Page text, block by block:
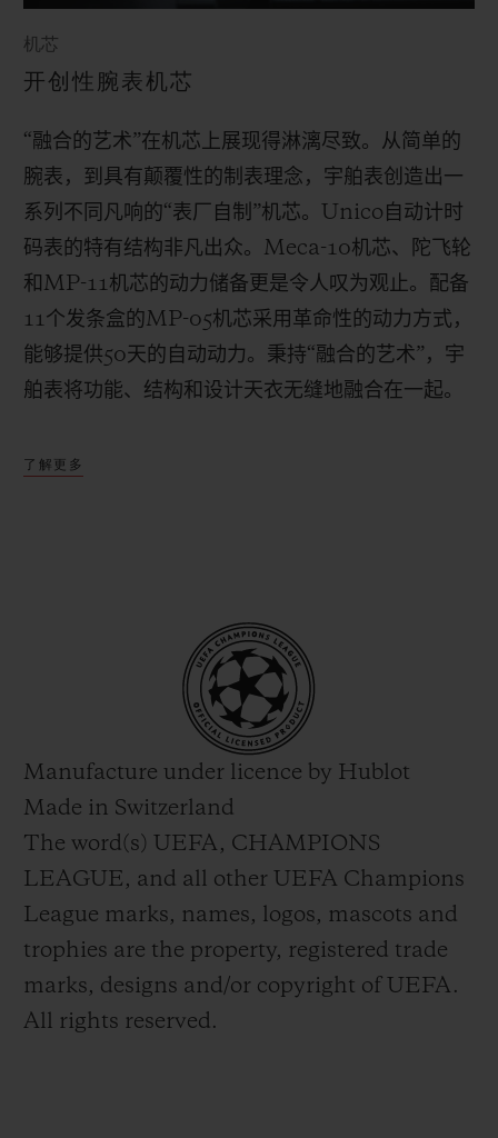
机芯
开创性腕表机芯
“融合的艺术”在机芯上展现得淋漓尽致。从简单的
腕表，到具有颠覆性的制表理念，宇舶表创造出一
系列不同凡响的“表厂自制”机芯。 Unico 自动计时
码表的特有结构非凡出众。 Meca-10机芯、陀飞轮
和 MP-11机芯的动力储备更是令人叹为观止。配备
11个发条盒的MP-05机芯采用革命性的动力方式，
能够提供50天的自动动力。秉持“融合的艺术”，宇
舶表将功能、结构和设计天衣无缝地融合在一起。
了解更多
Manufacture under licence by Hublot
Made in Switzerland
The word(s) UEFA, CHAMPIONS
LEAGUE, and all other UEFA Champions
League marks, names, logos, mascots and
trophies are the property, registered trade
marks, designs and/or copyright of UEFA.
All rights reserved.